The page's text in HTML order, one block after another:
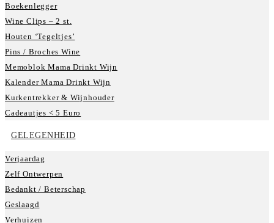
Boekenlegger
Wine Clips – 2 st.
Houten ‘Tegeltjes’
Pins / Broches Wine
Memoblok Mama Drinkt Wijn
Kalender Mama Drinkt Wijn
Kurkentrekker & Wijnhouder
Cadeautjes < 5 Euro
GELEGENHEID
Verjaardag
Zelf Ontwerpen
Bedankt / Beterschap
Geslaagd
Verhuizen